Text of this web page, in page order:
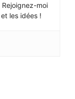
moi
les idées !